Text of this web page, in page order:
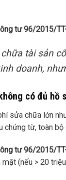
tư 96/2015/
chữa tài sản
doanh,
có đủ hồ
sửa chữa lớn
chứng từ, toàn
tư 96/2015/
(nếu > 20